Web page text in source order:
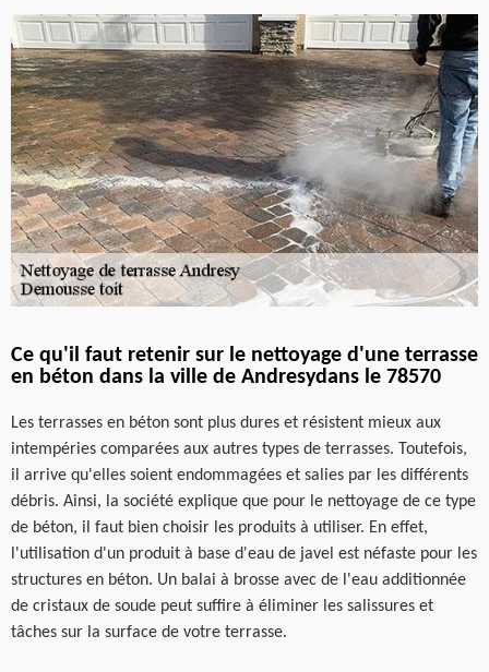
Ce qu'il faut retenir sur le nettoyage d'une terrasse
en béton dans la ville de Andresydans le 78570
Les terrasses en béton sont plus dures et résistent mieux aux
intempéries comparées aux autres types de terrasses. Toutefois,
il arrive qu'elles soient endommagées et salies par les différents
débris. Ainsi, la société explique que pour le nettoyage de ce type
de béton, il faut bien choisir les produits à utiliser. En effet,
l'utilisation d'un produit à base d'eau de javel est néfaste pour les
structures en béton. Un balai à brosse avec de l'eau additionnée
de cristaux de soude peut suffire à éliminer les salissures et
tâches sur la surface de votre terrasse.